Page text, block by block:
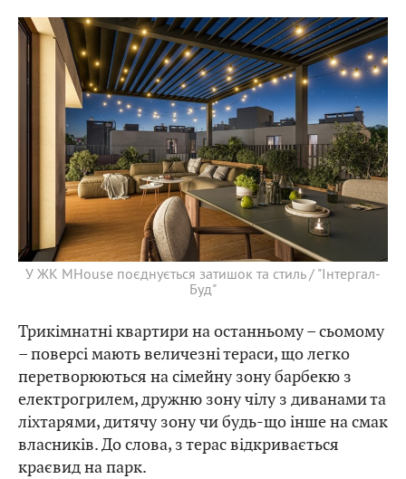
У ЖК MHouse поєднується затишок та стиль / "Інтергал-
Буд"
Трикімнатні квартири на останньому – сьомому
– поверсі мають величезні тераси, що легко
перетворюються на сімейну зону барбекю з
електрогрилем, дружню зону чілу з диванами та
ліхтарями, дитячу зону чи будь-що інше на смак
власників. До слова, з терас відкривається
краєвид на парк.